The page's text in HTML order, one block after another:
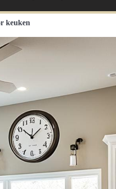
keuken